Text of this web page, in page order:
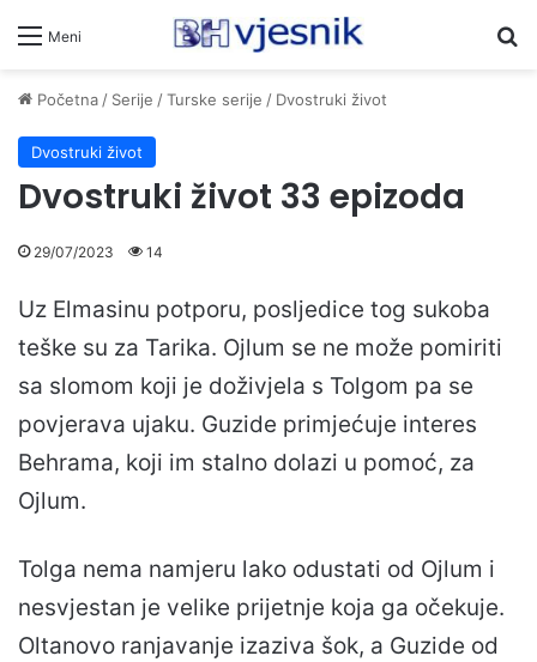
Meni
Početna/ Serije /Turske serije / Dvostruki život
Dvostruki život
Dvostruki život 33 epizoda
29/07/2023 14
Uz Elmasinu potporu, posljedice tog sukoba
teške su za Tarika. Ojlum se ne može pomiriti
sa slomom koji je doživjela s Tolgom pa se
povjerava ujaku. Guzide primjećuje interes
Behrama, koji im stalno dolazi u pomoć, za
Ojlum.
Tolga nema namjeru lako odustati od Ojlum i
nesvjestan je velike prijetnje koja ga očekuje.
Oltanovo ranjavanje izaziva šok, a Guzide od